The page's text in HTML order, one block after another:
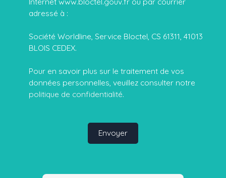
adressé à :
Société Worldline, Service Bloctel, CS 61311, 41013
BLOIS CEDEX.
Pour en savoir plus sur le traitement de vos
données personnelles, veuillez consulter notre
politique de confidentialité.
Envoyer